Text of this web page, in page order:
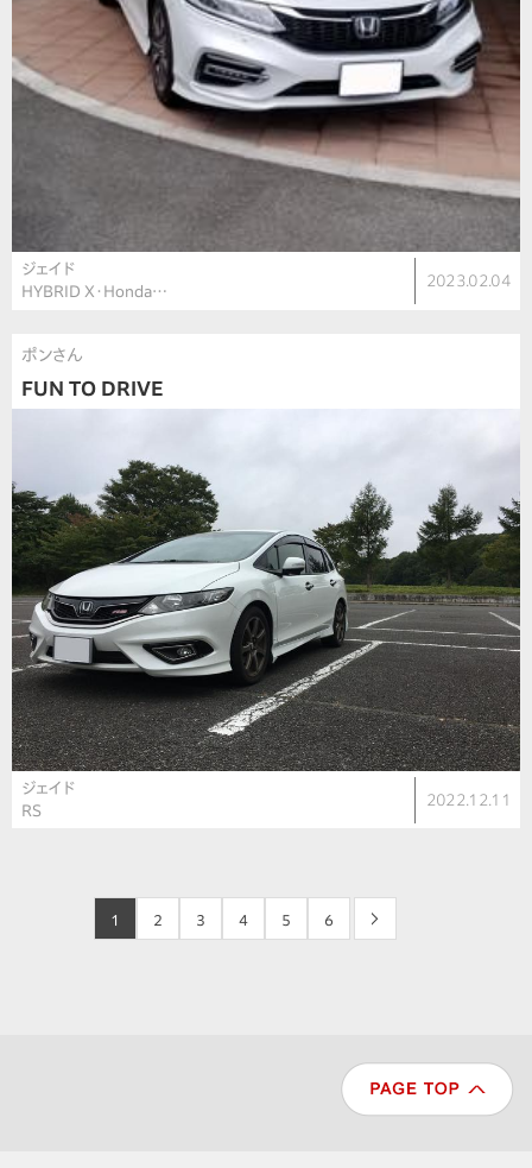
ジェイド
HYBRID X・Honda…
2023.02.04
ポンさん
FUN TO DRIVE
ジェイド
RS
2022.12.11
1 2 3 4 5 6 >